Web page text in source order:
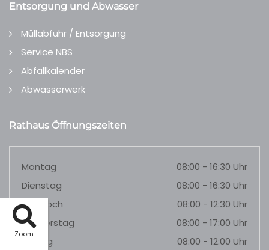
Zoom
Entsorgung und Abwasser
Müllabfuhr / Entsorgung
Service NBS
Abfallkalender
Abwasserwerk
Rathaus Öffnungszeiten
Montag
08:00 - 16:30 Uhr
Dienstag
08:00 - 16:30 Uhr
Mittwoch
08:00 - 12:30 Uhr
Donnerstag
08:00 - 17:00 Uhr
Freitag
08:00 - 12:00 Uhr